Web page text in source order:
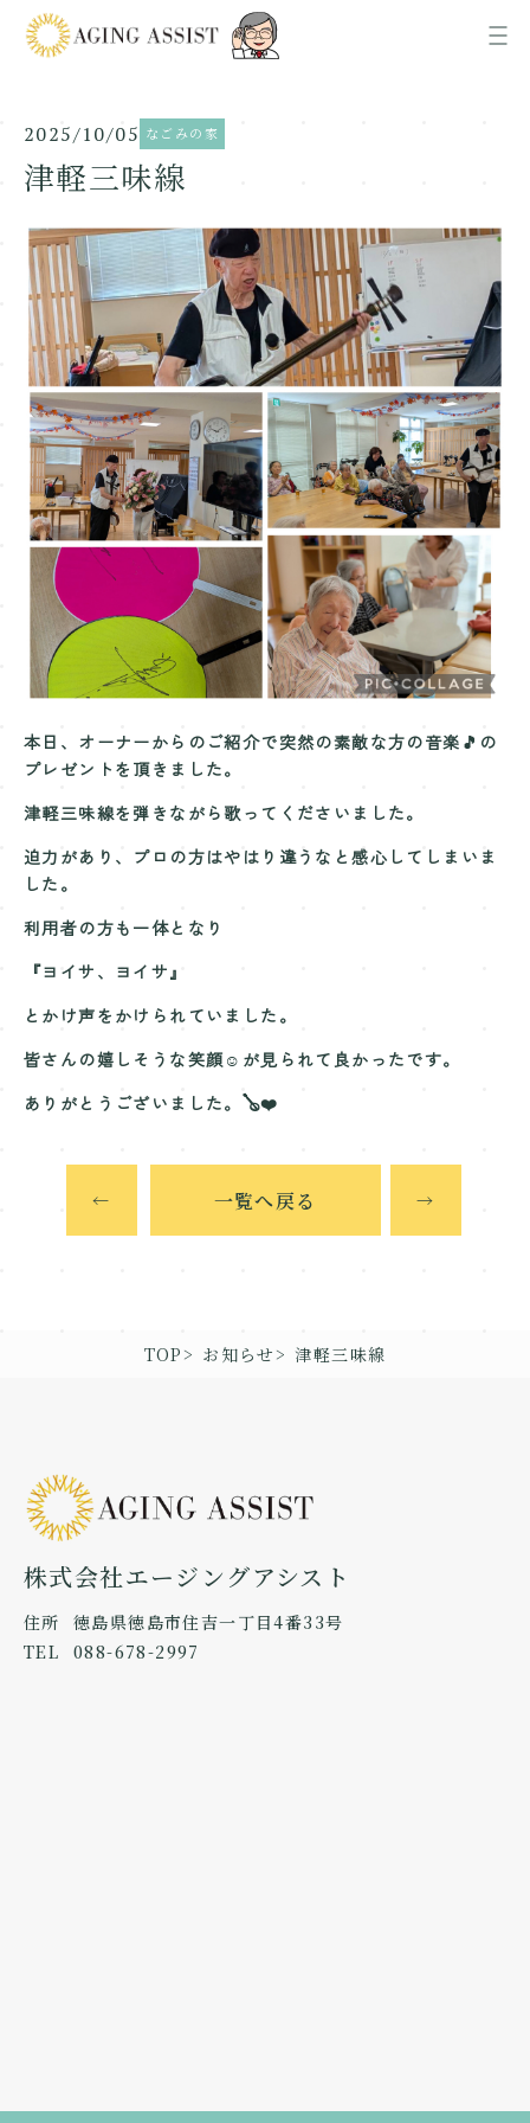
News
お知らせ
About us
AGING ASSISTについて
Office
各事業所ご案内
Recruit
採用情報
Contact
お問い合わせ
2025/10/05 なごみの家
津軽三味線
本日、オーナーからのご紹介で突然の素敵な方の音楽🎵の
プレゼントを頂きました。
津軽三味線を弾きながら歌ってくださいました。
迫力があり、プロの方はやはり違うなと感心してしまいま
した。
利用者の方も一体となり
『ヨイサ、ヨイサ』
とかけ声をかけられていました。
皆さんの嬉しそうな笑顔☺️が見られて良かったです。
ありがとうございました。🪕❤️
← 一覧へ戻る →
TOP お知らせ 津軽三味線
株式会社エージングアシスト
住所
徳島県徳島市住吉一丁目4番33号
TEL
088-678-2997